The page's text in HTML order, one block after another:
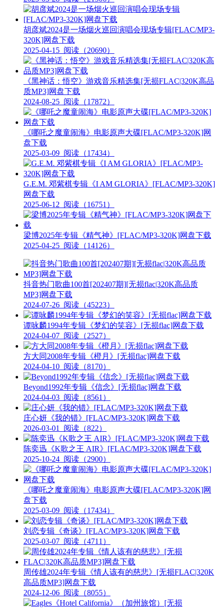
胡彦斌2024是一场烟火巡回演唱会现场专辑[FLAC/MP3-
320K]网盘下载
2025-04-15 阅读（20690）
《黑神话：悟空》游戏音乐精选集[无损FLAC|320K高品
质MP3]网盘下载
2024-08-25 阅读（17872）
《哪吒之魔童闹海》电影原声大碟[FLAC/MP3-320K]网
盘下载
2025-03-09 阅读（17434）
G.E.M. 邓紫棋专辑《I AM GLORIA》[FLAC/MP3-320K]
网盘下载
2025-06-12 阅读（16751）
梁博2025年专辑《精气神》[FLAC/MP3-320K]网盘下载
2025-04-25 阅读（14126）
抖音热门歌曲100首[202407期][无损flac|320K高品质
MP3]网盘下载
2024-07-26 阅读（45223）
谭咏麟1994年专辑《梦幻的笑容》[无损flac]网盘下载
2024-04-07 阅读（2527）
方大同2008年专辑《橙月》[无损flac]网盘下载
2024-04-10 阅读（8170）
Beyond1992年专辑《信念》[无损flac]网盘下载
2024-04-03 阅读（8561）
庄心妍《我的错》[FLAC/MP3-320K]网盘下载
2026-03-01
阅读（822）
陈奕迅《K歌之王 AIR》[FLAC/MP3-320K]网盘下载
2025-10-24 阅读（2900）
《哪吒之魔童闹海》电影原声大碟[FLAC/MP3-320K]网
盘下载
2025-03-09 阅读（17434）
刘恋专辑《奇谈》[FLAC/MP3-320K]网盘下载
2025-03-07 阅读（4711）
周传雄2024年专辑《情人该有的慈悲》[无损FLAC|320K
高品质MP3]网盘下载
2024-12-06 阅读（8055）